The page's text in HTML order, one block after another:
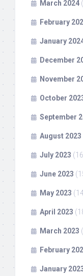
March 2024
February
January
December
November
October
September
August 2023
July 2023
June 2023
May 2023
April 2023
March 2023
February
January